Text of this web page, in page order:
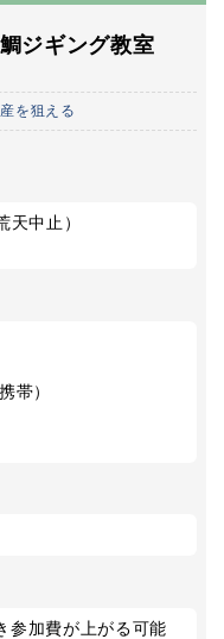
ジギング教室
を狙える
中止）
帯）
加費が上がる可能